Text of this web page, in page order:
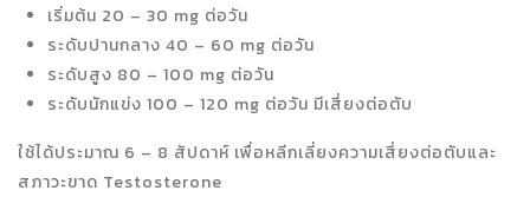
เริ่มต้น 20 – 30 mg ต่อวัน
ระดับปานกลาง 40 – 60 mg ต่อวัน
ระดับสูง 80 – 100 mg ต่อวัน
ระดับนักแข่ง 100 – 120 mg ต่อวัน มีเสี่ยงต่อตับ
ใช้ได้ประมาณ 6 – 8 สัปดาห์ เพื่อหลีกเลี่ยงความเสี่ยงต่อตับและ
สภาวะขาด Testosterone